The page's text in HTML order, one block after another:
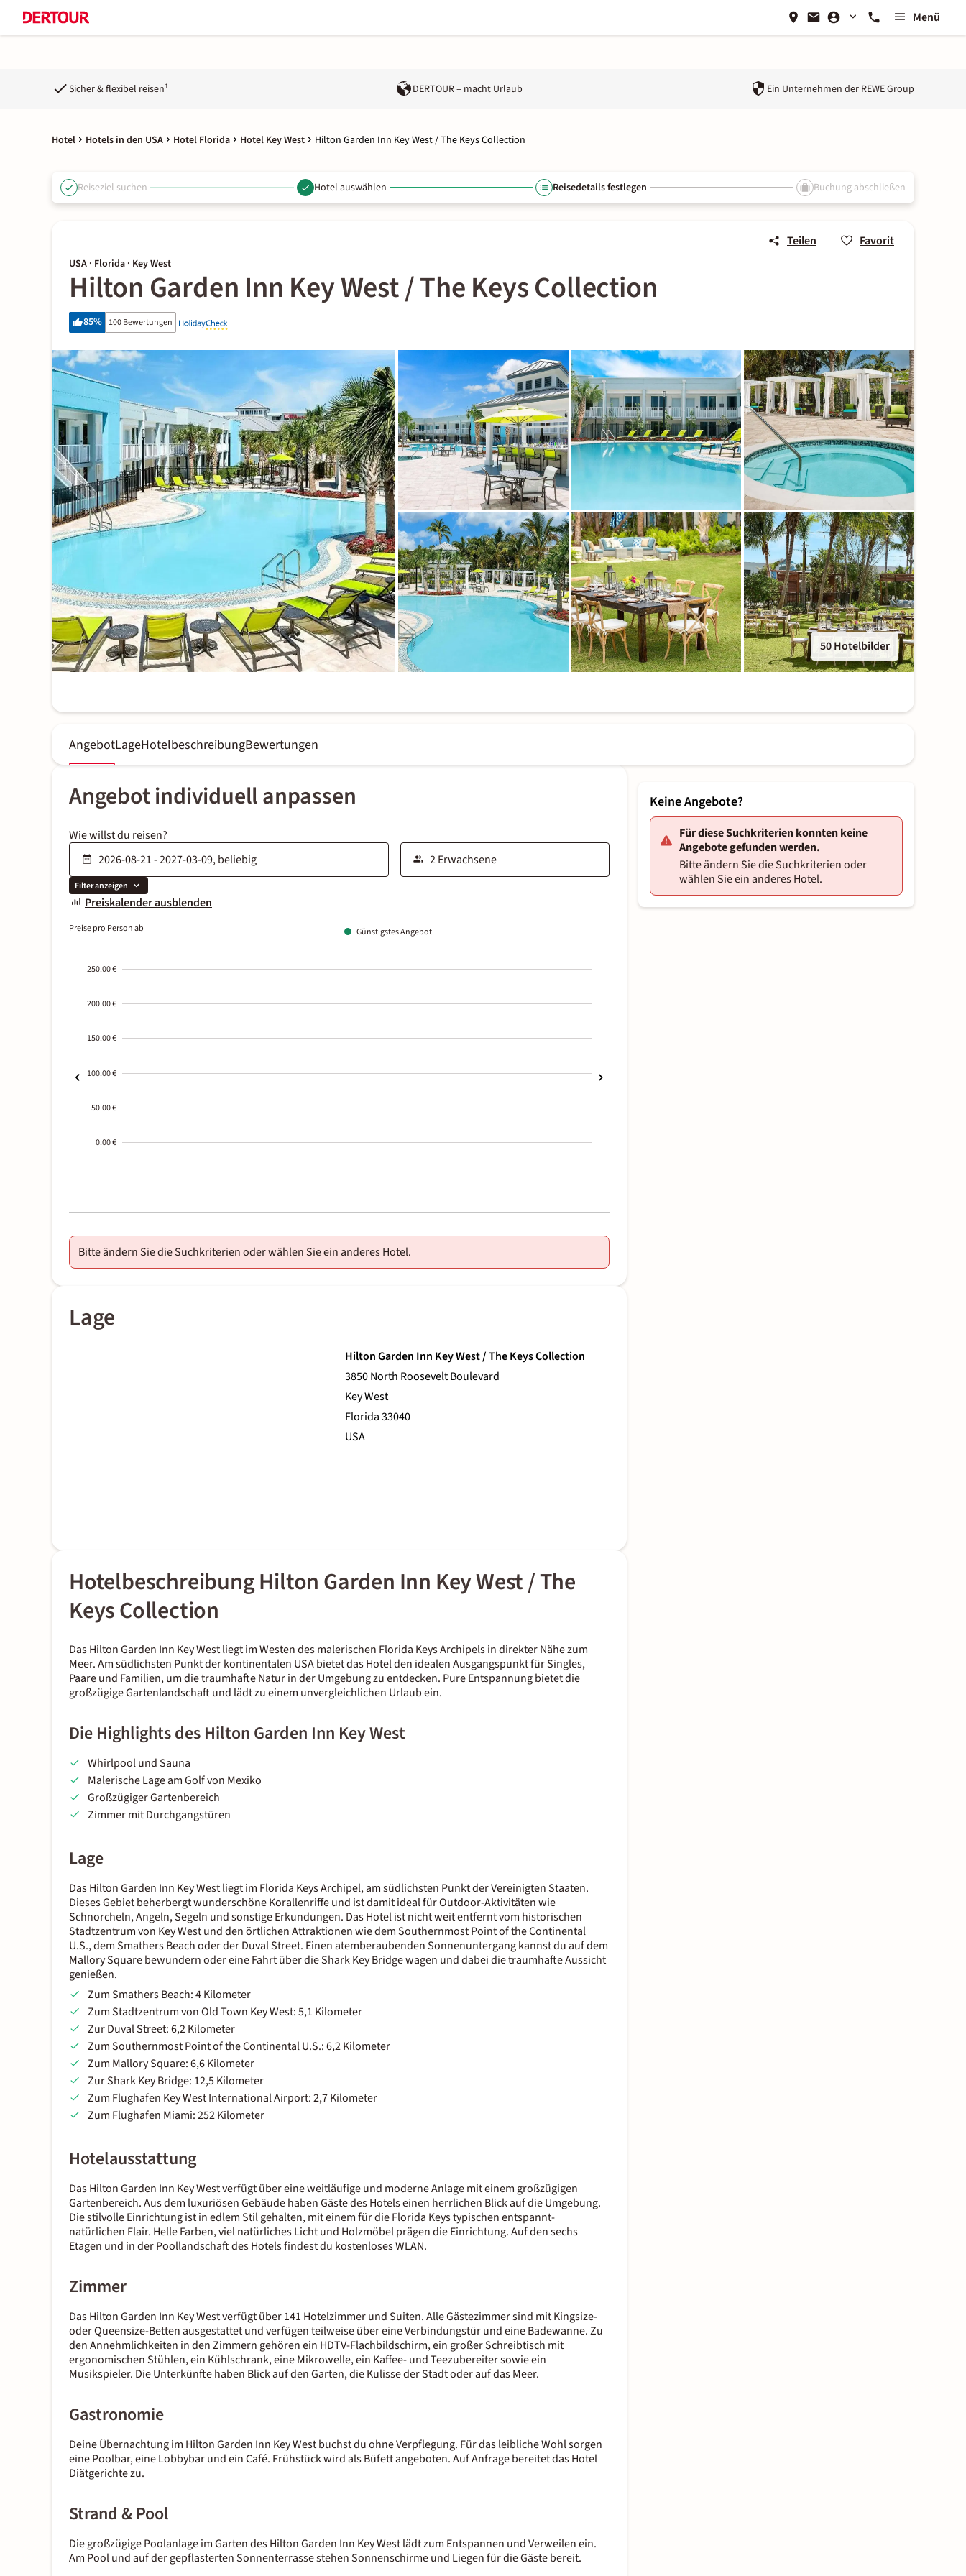
Menü
Sicher & flexibel reisen¹ DERTOUR – macht Urlaub Ein Unternehmen der REWE Group
Hotel Hotels in den USA Hotel Florida Hotel Key West Hilton Garden Inn Key West / The Keys Collection
Reiseziel suchen Hotel auswählen Reisedetails festlegen Buchung abschließen
Teilen Favorit
USA · Florida · Key West
Hilton Garden Inn Key West / The Keys Collection
85% 100 Bewertungen
50 Hotelbilder
AngebotLageHotelbeschreibungBewertungen
Angebot individuell anpassen
Wie willst du reisen?
Filter anzeigen
Preiskalender ausblenden
Preise pro Person ab Günstigstes Angebot
250.00 €
200.00 €
150.00 €
100.00 €
50.00 €
0.00 €
01-02
Bitte ändern Sie die Suchkriterien oder wählen Sie ein anderes Hotel.
Lage
Hilton Garden Inn Key West / The Keys Collection
3850 North Roosevelt Boulevard
Key West
Florida 33040
USA
Hotelbeschreibung Hilton Garden Inn Key West / The
Keys Collection
Das Hilton Garden Inn Key West liegt im Westen des malerischen Florida Keys Archipels in direkter Nähe zum
Meer. Am südlichsten Punkt der kontinentalen USA bietet das Hotel den idealen Ausgangspunkt für Singles,
Paare und Familien, um die traumhafte Natur in der Umgebung zu entdecken. Pure Entspannung bietet die
großzügige Gartenlandschaft und lädt zu einem unvergleichlichen Urlaub ein.
Die Highlights des Hilton Garden Inn Key West
Whirlpool und Sauna
Malerische Lage am Golf von Mexiko
Großzügiger Gartenbereich
Zimmer mit Durchgangstüren
Lage
Das Hilton Garden Inn Key West liegt im Florida Keys Archipel, am südlichsten Punkt der Vereinigten Staaten.
Dieses Gebiet beherbergt wunderschöne Korallenriffe und ist damit ideal für Outdoor-Aktivitäten wie
Schnorcheln, Angeln, Segeln und sonstige Erkundungen. Das Hotel ist nicht weit entfernt vom historischen
Stadtzentrum von Key West und den örtlichen Attraktionen wie dem Southernmost Point of the Continental
U.S., dem Smathers Beach oder der Duval Street. Einen atemberaubenden Sonnenuntergang kannst du auf dem
Mallory Square bewundern oder eine Fahrt über die Shark Key Bridge wagen und dabei die traumhafte Aussicht
genießen.
Zum Smathers Beach: 4 Kilometer
Zum Stadtzentrum von Old Town Key West: 5,1 Kilometer
Zur Duval Street: 6,2 Kilometer
Zum Southernmost Point of the Continental U.S.: 6,2 Kilometer
Zum Mallory Square: 6,6 Kilometer
Zur Shark Key Bridge: 12,5 Kilometer
Zum Flughafen Key West International Airport: 2,7 Kilometer
Zum Flughafen Miami: 252 Kilometer
Hotelausstattung
Das Hilton Garden Inn Key West verfügt über eine weitläufige und moderne Anlage mit einem großzügigen
Gartenbereich. Aus dem luxuriösen Gebäude haben Gäste des Hotels einen herrlichen Blick auf die Umgebung.
Die stilvolle Einrichtung ist in edlem Stil gehalten, mit einem für die Florida Keys typischen entspannt-
natürlichen Flair. Helle Farben, viel natürliches Licht und Holzmöbel prägen die Einrichtung. Auf den sechs
Etagen und in der Poollandschaft des Hotels findest du kostenloses WLAN.
Zimmer
Das Hilton Garden Inn Key West verfügt über 141 Hotelzimmer und Suiten. Alle Gästezimmer sind mit Kingsize-
oder Queensize-Betten ausgestattet und verfügen teilweise über eine Verbindungstür und eine Badewanne. Zu
den Annehmlichkeiten in den Zimmern gehören ein HDTV-Flachbildschirm, ein großer Schreibtisch mit
ergonomischen Stühlen, ein Kühlschrank, eine Mikrowelle, ein Kaffee- und Teezubereiter sowie ein
Musikspieler. Die Unterkünfte haben Blick auf den Garten, die Kulisse der Stadt oder auf das Meer.
Gastronomie
Deine Übernachtung im Hilton Garden Inn Key West buchst du ohne Verpflegung. Für das leibliche Wohl sorgen
eine Poolbar, eine Lobbybar und ein Café. Frühstück wird als Büfett angeboten. Auf Anfrage bereitet das Hotel
Diätgerichte zu.
Strand & Pool
Die großzügige Poolanlage im Garten des Hilton Garden Inn Key West lädt zum Entspannen und Verweilen ein.
Am Pool und auf der gepflasterten Sonnenterrasse stehen Sonnenschirme und Liegen für die Gäste bereit.
Keine Angebote?
Für diese Suchkriterien konnten keine
Angebote gefunden werden.
Bitte ändern Sie die Suchkriterien oder
wählen Sie ein anderes Hotel.